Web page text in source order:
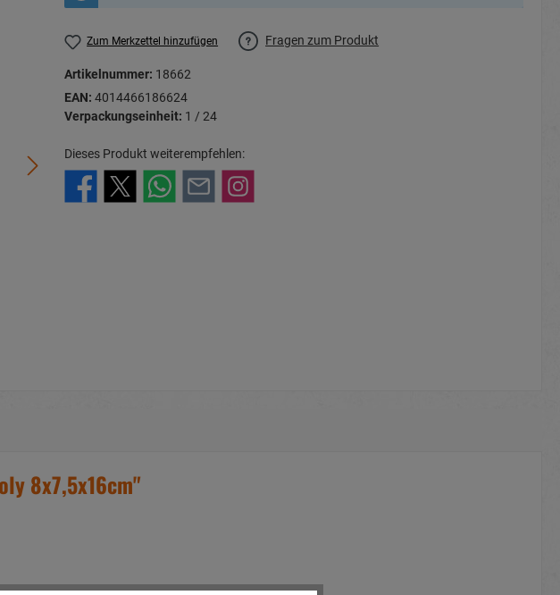
Zum Merkzettel hinzufügen Fragen zum Produkt
Artikelnummer: 18662
EAN: 4014466186624
Verpackungseinheit: 1 / 24
Dieses Produkt weiterempfehlen:
8x7,5x16cm"